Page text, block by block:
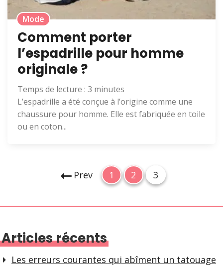
Mode
Comment porter
l’espadrille pour homme
originale ?
Temps de lecture : 3 minutes
L’espadrille a été conçue à l’origine comme une
chaussure pour homme. Elle est fabriquée en toile
ou en coton...
g
n
a
Prev
P
a
1
P
a
2
P
a
3
Articles récents
Les erreurs courantes qui abîment un tatouage